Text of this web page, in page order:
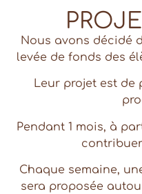
Nous avons décidé
levée de fonds des
Leur projet est de
Pendant 1 mois, à
Chaque semaine,
sera proposée